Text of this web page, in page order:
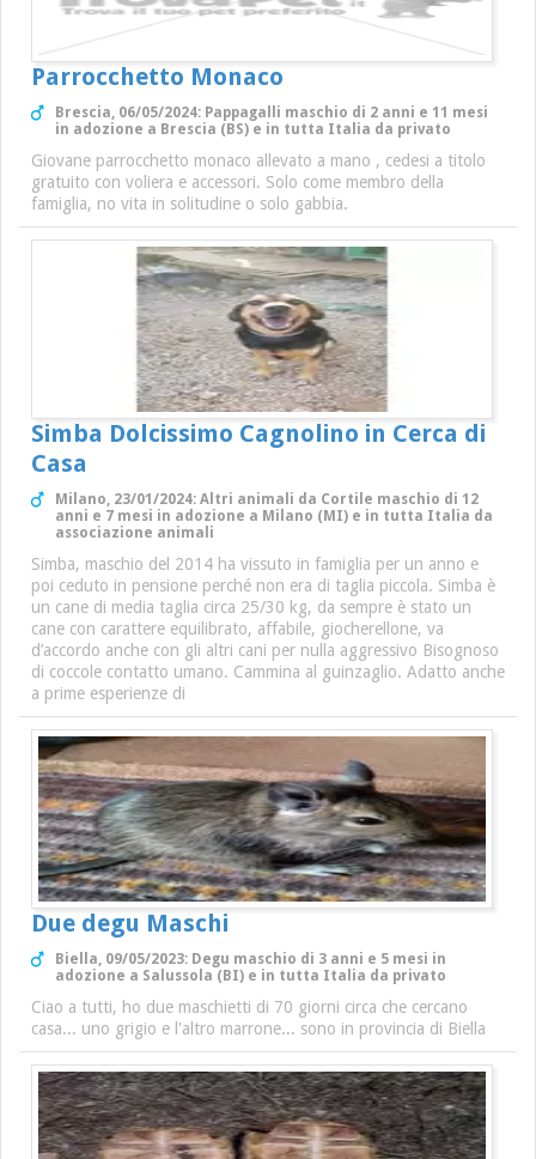
Parrocchetto Monaco
Brescia, 06/05/2024: Pappagalli maschio di 2 anni e 11 mesi
in adozione a Brescia (BS) e in tutta Italia da privato
Giovane parrocchetto monaco allevato a mano , cedesi a titolo
gratuito con voliera e accessori. Solo come membro della
famiglia, no vita in solitudine o solo gabbia.
Simba Dolcissimo Cagnolino in Cerca di
Casa
Milano, 23/01/2024: Altri animali da Cortile maschio di 12
anni e 7 mesi in adozione a Milano (MI) e in tutta Italia da
associazione animali
Simba, maschio del 2014 ha vissuto in famiglia per un anno e
poi ceduto in pensione perché non era di taglia piccola. Simba è
un cane di media taglia circa 25/30 kg, da sempre è stato un
cane con carattere equilibrato, affabile, giocherellone, va
d’accordo anche con gli altri cani per nulla aggressivo Bisognoso
di coccole contatto umano. Cammina al guinzaglio. Adatto anche
a prime esperienze di
Due degu Maschi
Biella, 09/05/2023: Degu maschio di 3 anni e 5 mesi in
adozione a Salussola (BI) e in tutta Italia da privato
Ciao a tutti, ho due maschietti di 70 giorni circa che cercano
casa... uno grigio e l'altro marrone... sono in provincia di Biella